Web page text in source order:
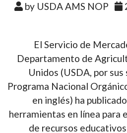
by USDA AMS NOP
El Servicio de
Departamento de
Unidos (USDA, por
Programa Nacional
en inglés) ha
herramientas en línea para
de recursos